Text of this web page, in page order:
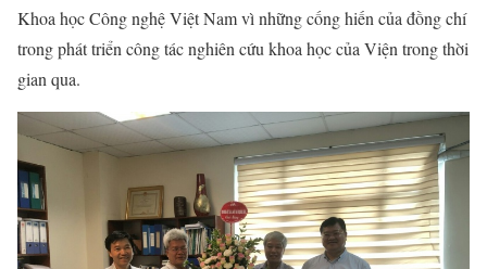
Khoa học Công nghệ Việt Nam vì những cống hiến của đồng chí
trong phát triển công tác nghiên cứu khoa học của Viện trong thời
gian qua.